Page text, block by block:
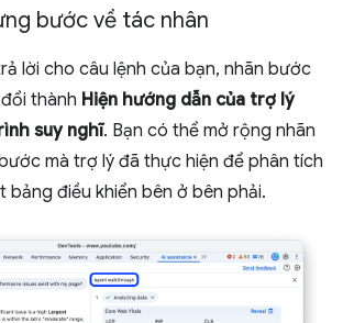
bước về tác nhân
lời cho câu lệnh của bạn, nhãn bước
thành Hiện hướng dẫn của trợ lý
suy nghĩ. Bạn có thể mở rộng nhãn
mà trợ lý đã thực hiện để phân tích
bảng điều khiển bên ở bên phải.